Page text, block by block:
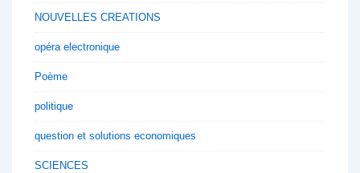
NOUVELLES CREATIONS
opéra electronique
Poème
politique
question et solutions economiques
SCIENCES